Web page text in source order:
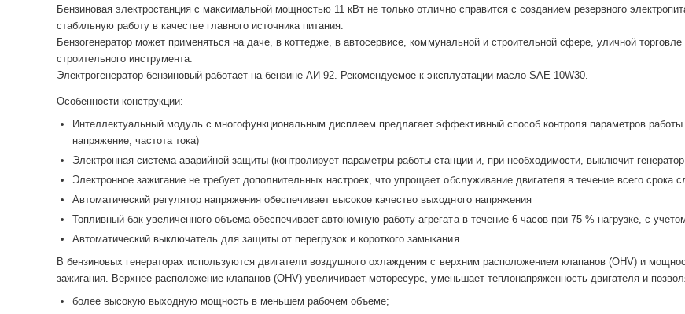
Бензиновая электростанция с максимальной мощностью 11 кВт не только отлично справится с созданием резервного
стабильную работу в качестве главного источника питания.
Бензогенератор может применяться на даче, в коттедже, в автосервисе, коммунальной и строительной сфере, уличной
строительного инструмента.
Электрогенератор бензиновый работает на бензине АИ-92. Рекомендуемое к эксплуатации масло SAE 10W30.
Особенности конструкции:
Интеллектуальный модуль с многофункциональным дисплеем предлагает эффективный способ контроля параметров
напряжение, частота тока)
Электронная система аварийной защиты (контролирует параметры работы станции и, при необходимости, выключит
Электронное зажигание не требует дополнительных настроек, что упрощает обслуживание двигателя в течение всего срока
Автоматический регулятор напряжения обеспечивает высокое качество выходного напряжения
Топливный бак увеличенного объема обеспечивает автономную работу агрегата в течение 6 часов при 75 % нагрузке, с
Автоматический выключатель для защиты от перегрузок и короткого замыкания
В бензиновых генераторах используются двигатели воздушного охлаждения с верхним расположением клапанов (OHV) и
зажигания. Верхнее расположение клапанов (OHV) увеличивает моторесурс, уменьшает теплонапряженность двигателя и
более высокую выходную мощность в меньшем рабочем объеме;